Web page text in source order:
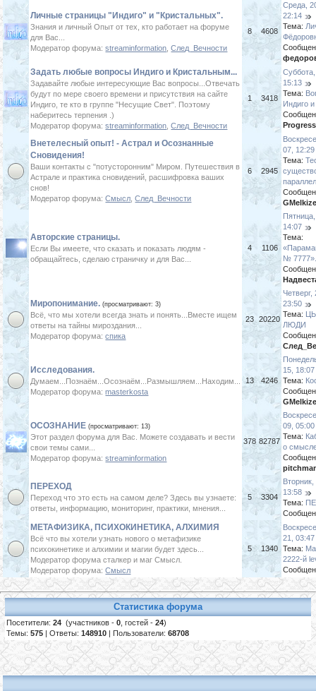
Личные страницы "Индиго" и "Кристальных".
Знания и личный Опыт от тех, кто работает на форуме
для Вас...
Модератор форума:streaminformation ,След_Вечности
8 4608
Среда,
22:14
Тема:
Задать любые вопросы Индиго и Кристальным...
Задавайте любые интересующие Вас вопросы...Отвечать
будут по мере своего времени и присутствия на сайте
Индиго, те кто в группе "Несущие Свет". Поэтому
наберитесь терпения .)
Модератор форума:streaminformation ,След_Вечности
1 3418
15:13
Тема:
Индиго
Внетелесный опыт! - Астрал и Осознанные
Сновидения!
Ваши контакты с "потусторонним" Миром. Путешествия в
Астрале и практика сновидений, расшифровка ваших
снов!
Модератор форума:Смысл ,След_Вечности
6 2945
07, 12:29
Тема:
Авторские страницы.
Если Вы имеете, что сказать и показать людям -
обращайтесь, сделаю страничку и для Вас...
4 1106
14:07
Тема:
№
Миропонимание. (просматривают: 3)
Всё, что мы хотели всегда знать и понять...Вместе ищем
ответы на тайны мироздания...
Модератор форума:спика
23 20220
23:50
Тема:
ЛЮДИ
Исследования.
Думаем...Познаём...Осознаём...Размышляем...Находим...
Модератор форума:masterkosta
13 4246
15, 18:07
Тема:
ОСОЗНАНИЕ (просматривают: 13)
Этот раздел форума для Вас. Можете создавать и вести
свои темы сами...
Модератор форума:streaminformation
378 82787
09, 05:00
Тема:
о
ПЕРЕХОД
Переход что это есть на самом деле? Здесь вы узнаете:
ответы, информацию, мониторинг, практики, мнения...
5 3304
13:58
Тема:
МЕТАФИЗИКА, ПСИХОКИНЕТИКА, АЛХИМИЯ
Всё что вы хотели узнать нового о метафизике
психокинетике и алхимии и магии будет здесь...
Модератор форума сталкер и маг Смысл.
Модератор форума:Смысл
5 1340
21, 03:47
Тема:
2222-й
Статистика форума
Посетители: 24 (участников - 0 , гостей - 24)
Темы: 575 | Ответы: 148910 | Пользователи: 68708